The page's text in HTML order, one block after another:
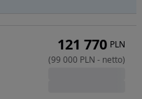
121 770 PLN
(99 000 PLN - netto)